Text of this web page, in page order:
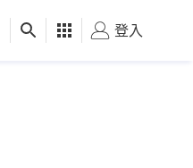
健康 好食玩飛
登入